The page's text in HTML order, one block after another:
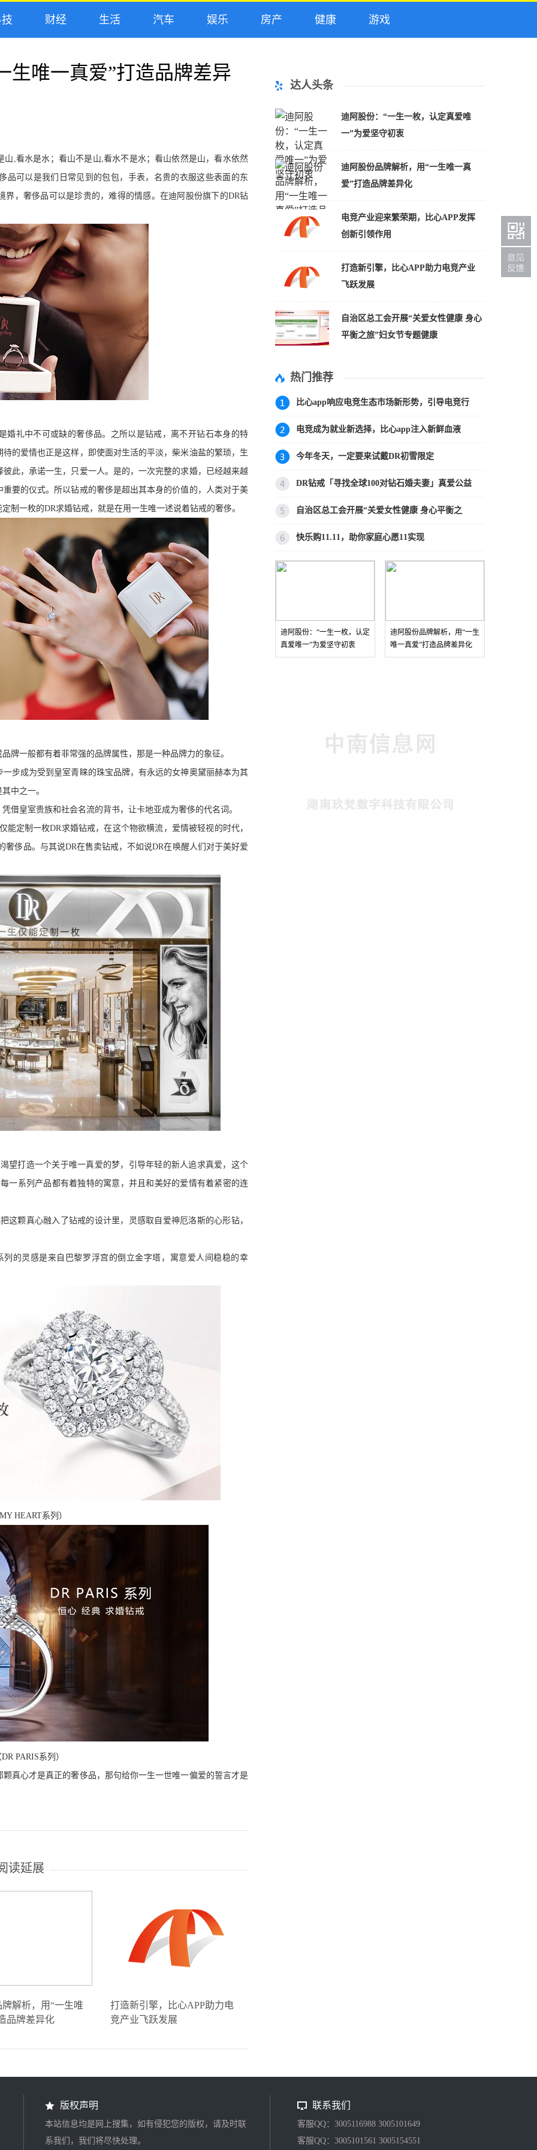
财经 生活 汽车 娱乐 房产 健康 游戏
生唯一真爱”打造品牌差异
,看水是水；看山不是山,看水不是水；看山依然是山，看水依然
品可以是我们日常见到的包包，手表，名贵的衣服这些表面的东
，奢侈品可以是珍贵的，难得的情感。在迪阿股份旗下的DR钻
婚礼中不可或缺的奢侈品。之所以是钻戒，离不开钻石本身的特
的爱情也正是这样，即使面对生活的平淡，柴米油盐的繁琐，生
此，承诺一生，只爱一人。是的，一次完整的求婚，已经越来越
要的仪式。所以钻戒的奢侈是超出其本身的价值的，人类对于美
制一枚的DR求婚钻戒，就是在用一生唯一述说着钻戒的奢侈。
牌一般都有着非常强的品牌属性，那是一种品牌力的象征。
步成为受到皇室青睐的珠宝品牌，有永远的女神奥黛丽赫本为其
中之一。
借皇室贵族和社会名流的背书，让卡地亚成为奢侈的代名词。
定制一枚DR求婚钻戒，在这个物欲横流，爱情被轻视的时代，
侈品。与其说DR在售卖钻戒，不如说DR在唤醒人们对于美好爱
望打造一个关于唯一真爱的梦，引导年轻的新人追求真爱，这个
一系列产品都有着独特的寓意，并且和美好的爱情有着紧密的连
这颗真心融入了钻戒的设计里，灵感取自爱神厄洛斯的心形钻，
的灵感是来自巴黎罗浮宫的倒立金字塔，寓意爱人间稳稳的幸
HEART系列）
PARIS系列）
真心才是真正的奢侈品，那句给你一生一世唯一偏爱的誓言才是
读延展
解析，用“一生唯
品牌差异化
打造新引擎，比心APP助力电
竞产业飞跃发展
达人头条
迪阿股份：“一生一枚，认定真爱唯
一”为爱坚守初衷
迪阿股份品牌解析，用“一生唯一真
爱”打造品牌差异化
电竞产业迎来繁荣期，比心APP发挥
创新引领作用
打造新引擎，比心APP助力电竞产业
飞跃发展
自治区总工会开展“关爱女性健康 身心
平衡之旅”妇女节专题健康
热门推荐
比心app响应电竞生态市场新形势，引导电竞行
电竞成为就业新选择，比心app注入新鲜血液
今年冬天，一定要来试戴DR初雪限定
DR钻戒「寻找全球100对钻石婚夫妻」真爱公益
自治区总工会开展“关爱女性健康 身心平衡之
快乐购11.11，助你家庭心愿11实现
迪阿股份：“一生一枚，认定
真爱唯一”为爱坚守初衷
迪阿股份品牌解析，用“一生
唯一真爱”打造品牌差异化
版权声明
本站信息均是网上搜集，如有侵犯您的版权，请及时联
系我们，我们将尽快处理。
联系我们
客服QQ：3005116988 3005101649
客服QQ：3005101561 3005154551